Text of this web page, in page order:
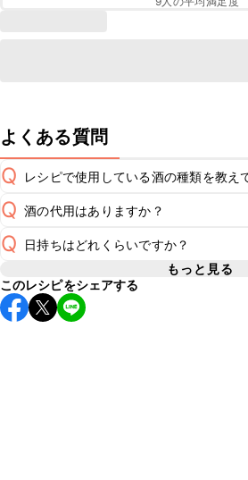
よくある質問
Q レシピで使用している酒の種類を教え
A
Q 酒の代用はありますか？
A
Q 日持ちはどれくらいですか？
A
保存期間は冷蔵で翌日中が目安です。
し上がりください。
もっと見る
このレシピをシェアする